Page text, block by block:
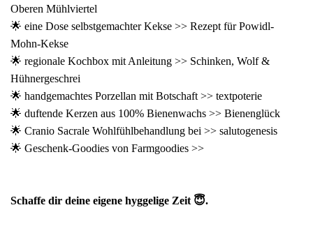
Oberen Mühlviertel
🌟 eine Dose selbstgemachter Kekse >> Rezept für Powidl-
Mohn-Kekse
🌟 regionale Kochbox mit Anleitung >> Schinken, Wolf &
Hühnergeschrei
🌟 handgemachtes Porzellan mit Botschaft >> textpoterie
🌟 duftende Kerzen aus 100% Bienenwachs >> Bienenglück
🌟 Cranio Sacrale Wohlfühlbehandlung bei >> salutogenesis
🌟 Geschenk-Goodies von Farmgoodies >>
Schaffe dir deine eigene hyggelige Zeit 😇.